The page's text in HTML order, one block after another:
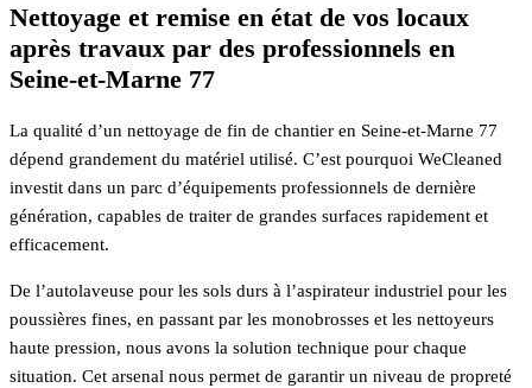
Nettoyage et remise en état de vos locaux
après travaux par des professionnels en
Seine-et-Marne 77
La qualité d’un nettoyage de fin de chantier en Seine-et-Marne 77
dépend grandement du matériel utilisé. C’est pourquoi WeCleaned
investit dans un parc d’équipements professionnels de dernière
génération, capables de traiter de grandes surfaces rapidement et
efficacement.
De l’autolaveuse pour les sols durs à l’aspirateur industriel pour les
poussières fines, en passant par les monobrosses et les nettoyeurs
haute pression, nous avons la solution technique pour chaque
situation. Cet arsenal nous permet de garantir un niveau de propreté